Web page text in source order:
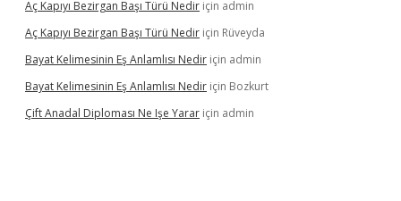
Aç Kapıyı Bezirgan Başı Türü Nedir için admin
Aç Kapıyı Bezirgan Başı Türü Nedir için Rüveyda
Bayat Kelimesinin Eş Anlamlısı Nedir için admin
Bayat Kelimesinin Eş Anlamlısı Nedir için Bozkurt
Çift Anadal Diploması Ne Işe Yarar için admin